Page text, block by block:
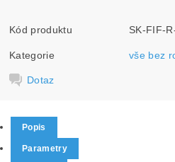
Kód produktu SK-FIF-
Kategorie vše bez
Dotaz
Popis
Parametry